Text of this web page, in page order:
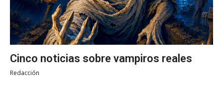
Cinco noticias sobre vampiros reales
Redacción